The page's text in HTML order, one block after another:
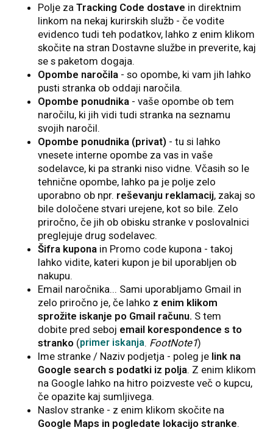
Polje za Tracking Code dostave in direktnim
linkom na nekaj kurirskih služb - če vodite
evidenco tudi teh podatkov, lahko z enim klikom
skočite na stran Dostavne službe in preverite, kaj
se s paketom dogaja.
Opombe naročila- so opombe, ki vam jih lahko
pusti stranka ob oddaji naročila.
Opombe ponudnika- vaše opombe ob tem
naročilu, ki jih vidi tudi stranka na seznamu
svojih naročil.
Opombe ponudnika (privat)- tu si lahko
vnesete interne opombe za vas in vaše
sodelavce, ki pa stranki niso vidne. Včasih so le
tehnične opombe, lahko pa je polje zelo
uporabno ob npr. reševanju reklamacij, zakaj so
bile določene stvari urejene, kot so bile. Zelo
priročno, če jih ob obisku stranke v poslovalnici
preglejuje drug sodelavec.
Šifra kuponain Promo code kupona - takoj
lahko vidite, kateri kupon je bil uporabljen ob
nakupu.
Email naročnika... Sami uporabljamo Gmail in
zelo priročno je, če lahko z enim klikom
sprožite iskanje po Gmail računu. S tem
dobite pred seboj email korespondence s to
stranko(primer iskanja. FootNote1)
Ime stranke / Naziv podjetja - poleg je link na
Google search s podatki iz polja. Z enim klikom
na Google lahko na hitro poizveste več o kupcu,
če opazite kaj sumljivega.
Naslov stranke - z enim klikom skočite na
Google Maps in pogledate lokacijo stranke.